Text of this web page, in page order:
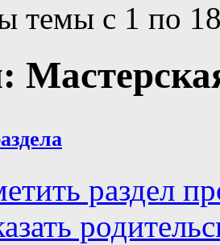
темы с 1 по
раздел